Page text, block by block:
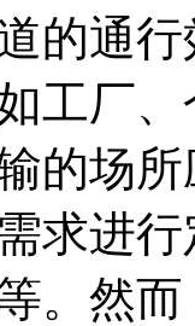
的通
工厂
的场
求进
。然